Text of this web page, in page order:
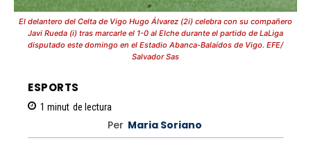
El delantero del Celta de Vigo Hugo Álvarez (2i) celebra con su compañero
Javi Rueda (i) tras marcarle el 1-0 al Elche durante el partido de LaLiga
disputado este domingo en el Estadio Abanca-Balaídos de Vigo. EFE/
Salvador Sas
ESPORTS
1 minut de lectura
Per Maria Soriano